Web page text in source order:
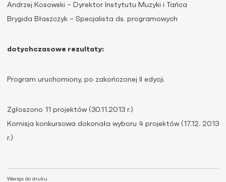
Wersja do druku
Andrzej Kosowski – Dyrektor Instytutu Muzyki i Tańca
Brygida Błaszczyk – Specjalista ds. programowych
dotychczasowe rezultaty:
Program uruchomiony, po zakończonej II edycji.
Zgłoszono 11 projektów (30.11.2013 r.)
Komisja konkursowa dokonała wyboru 4 projektów (17.12. 2013
r.)